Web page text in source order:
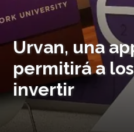
Urvan, una
permitirá a
invertir